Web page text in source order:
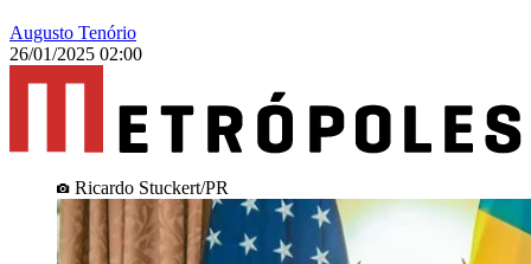
Augusto Tenório
26/01/2025 02:00
Ricardo Stuckert/PR